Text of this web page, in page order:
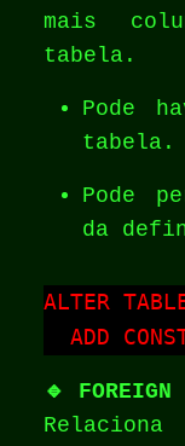
mais
tabela.
Pode
tabela.
Pode
da
ALTER
ADD
🔹